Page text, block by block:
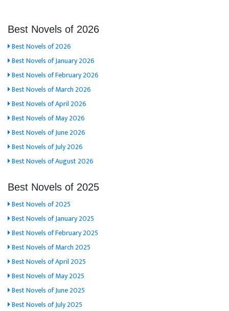
Best Novels of 2026
Best Novels of 2026
Best Novels of January 2026
Best Novels of February 2026
Best Novels of March 2026
Best Novels of April 2026
Best Novels of May 2026
Best Novels of June 2026
Best Novels of July 2026
Best Novels of August 2026
Best Novels of 2025
Best Novels of 2025
Best Novels of January 2025
Best Novels of February 2025
Best Novels of March 2025
Best Novels of April 2025
Best Novels of May 2025
Best Novels of June 2025
Best Novels of July 2025